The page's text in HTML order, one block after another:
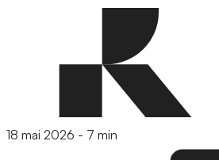
18 mai 2026 - 7 min